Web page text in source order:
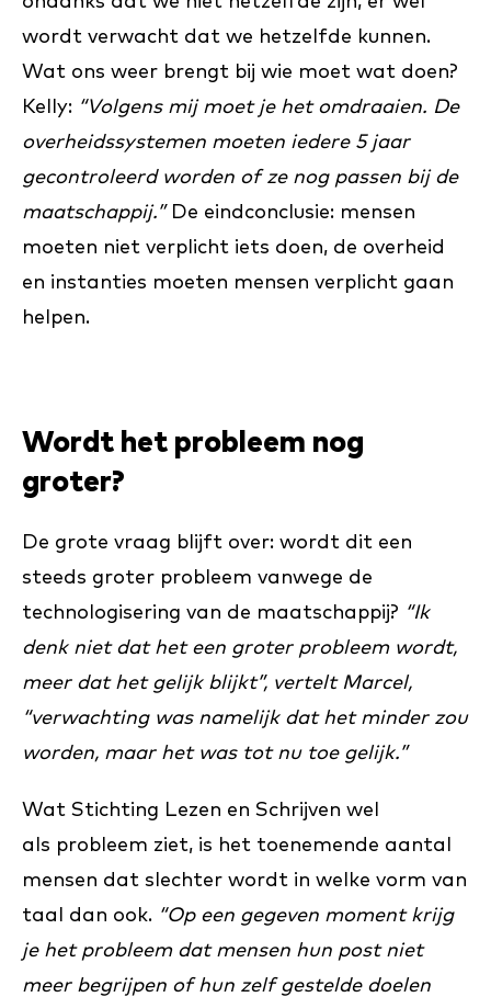
wordt verwacht dat we hetzelfde kunnen.
Wat ons weer brengt bij wie moet wat doen?
Kelly: “Volgens mij moet je het omdraaien. De
overheidssystemen moeten iedere 5 jaar
gecontroleerd worden of ze nog passen bij de
maatschappij.”De eindconclusie: mensen
moeten niet verplicht iets doen, de overheid
en instanties moeten mensen verplicht gaan
helpen.
Wordt het probleem nog
groter?
De grote vraag blijft over: wordt dit een
steeds groter probleem vanwege de
technologisering van de maatschappij? “Ik
denk niet dat het een groter probleem wordt,
meer dat het gelijk blijkt”, vertelt Marcel,
“verwachting was namelijk dat het minder zou
worden, maar het was tot nu toe gelijk.”
Wat Stichting Lezen en Schrijven wel
als probleem ziet, is het toenemende aantal
mensen dat slechter wordt in welke vorm van
taal dan ook. “Op een gegeven moment krijg
je het probleem dat mensen hun post niet
meer begrijpen of hun zelf gestelde doelen